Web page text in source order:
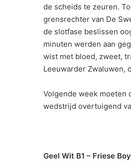
de scheids te zeuren.
grensrechter van De
de slotfase beslissen
minuten werden aan
wist met bloed, zweet,
Leeuwarder Zwaluwen,
Volgende week moeten
wedstrijd overtuigend
Geel Wit B1 –